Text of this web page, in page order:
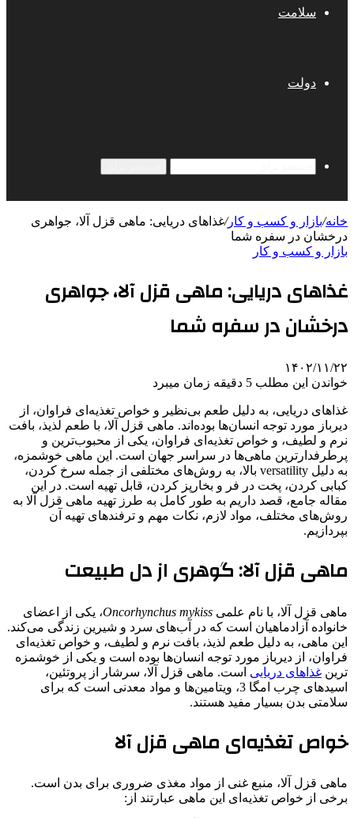
سلامت
دولت
خانه/بازار و کسب و کار/غذاهای دریایی: ماهی قزل آلا، جواهری
درخشان در سفره شما
بازار و کسب و کار
غذاهای دریایی: ماهی قزل آلا، جواهری
درخشان در سفره شما
۱۴۰۲/۱۱/۲۲
خواندن این مطلب 5 دقیقه زمان میبرد
غذاهای دریایی، به دلیل طعم بی‌نظیر و خواص تغذیه‌ای فراوان، از
دیرباز مورد توجه انسان‌ها بوده‌اند. ماهی قزل آلا، با طعم لذیذ، بافت
نرم و لطیف، و خواص تغذیه‌ای فراوان، یکی از محبوب‌ترین و
پرطرفدارترین ماهی‌ها در سراسر جهان است. این ماهی خوشمزه،
به دلیل versatility بالا، به روش‌های مختلفی از جمله سرخ کردن،
کبابی کردن، پخت در فر و بخارپز کردن، قابل تهیه است. در این
مقاله جامع، قصد داریم به طور کامل به طرز تهیه ماهی قزل آلا به
روش‌های مختلف، مواد لازم، نکات مهم و ترفندهای تهیه آن
بپردازیم.
ماهی قزل آلا: گوهری از دل طبیعت
ماهی قزل آلا، با نام علمی Oncorhynchus mykiss، یکی از اعضای
خانواده آزادماهیان است که در آب‌های سرد و شیرین زندگی می‌کند.
این ماهی، به دلیل طعم لذیذ، بافت نرم و لطیف، و خواص تغذیه‌ای
فراوان، از دیرباز مورد توجه انسان‌ها بوده است و یکی از خوشمزه
ترین غذاهای دریایی است. ماهی قزل آلا، سرشار از پروتئین،
اسیدهای چرب امگا 3، ویتامین‌ها و مواد معدنی است که برای
سلامتی بدن بسیار مفید هستند.
خواص تغذیه‌ای ماهی قزل آلا
ماهی قزل آلا، منبع غنی از مواد مغذی ضروری برای بدن است.
برخی از خواص تغذیه‌ای این ماهی عبارتند از: